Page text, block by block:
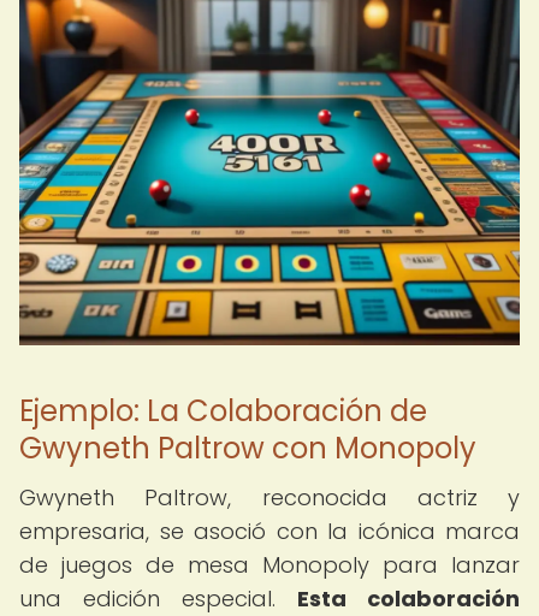
Ejemplo: La Colaboración de
Gwyneth Paltrow con Monopoly
Gwyneth Paltrow, reconocida actriz y
empresaria, se asoció con la icónica marca
de juegos de mesa Monopoly para lanzar
una edición especial. Esta colaboración